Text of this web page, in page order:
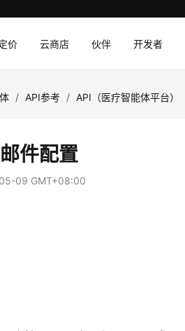
价 云商店 伙伴 开发者
/ API参考 / API（医疗智能体平台）
件配置
09 GMT+08:00